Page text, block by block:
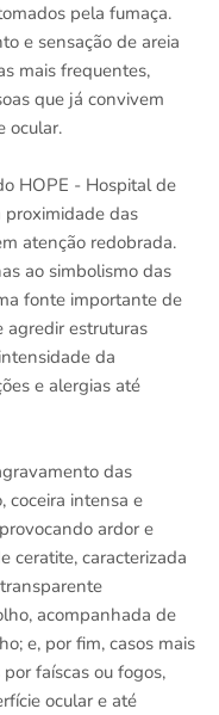
pela fumaça.
e sensação de areia
mais frequentes,
que já convivem
ocular.
HOPE - Hospital de
proximidade das
atenção redobrada.
ao simbolismo das
fonte importante de
agredir estruturas
da
e alergias até
das
coceira intensa e
ardor e
ceratite, caracterizada
acompanhada de
e, por fim, casos mais
faíscas ou fogos,
ocular e até